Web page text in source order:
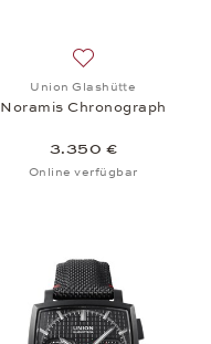
Union Glashütte
Noramis Chronograph
3.350 €
Online verfügbar